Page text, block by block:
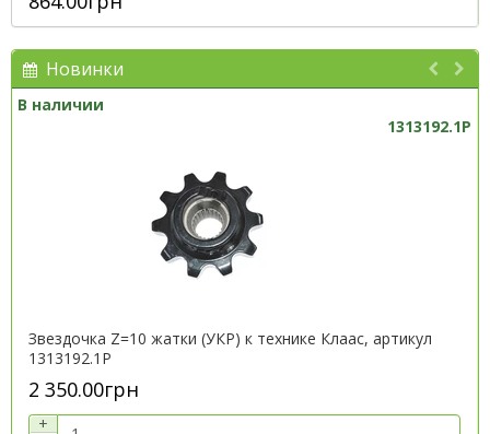
Новинки
В наличии
1313192.1P
Звездочка Z=10 жатки (УКР) к технике Клаас, артикул
1313192.1P
2 350.00грн
+